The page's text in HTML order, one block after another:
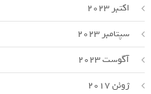
اکتبر 2023
سپتامبر 2023
آگوست 2023
ژوئن 2017